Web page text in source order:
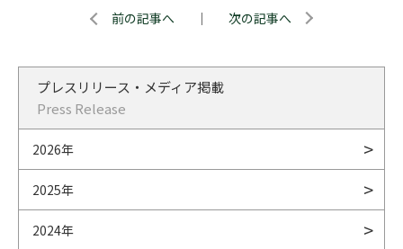
前の記事へ ｜ 次の記事へ
プレスリリース・メディア掲載
Press Release
2026年
2025年
2024年